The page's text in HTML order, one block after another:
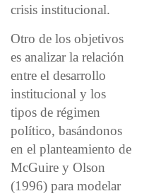
crisis institucional.
Otro de los objetivos
es analizar la relación
entre el desarrollo
institucional y los
tipos de régimen
político, basándonos
en el planteamiento de
McGuire y Olson
(1996) para modelar